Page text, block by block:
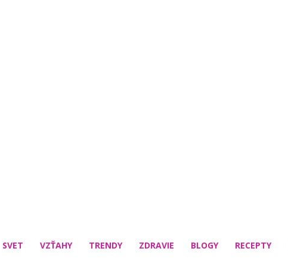
SVET VZŤAHY TRENDY ZDRAVIE BLOGY RECEPTY